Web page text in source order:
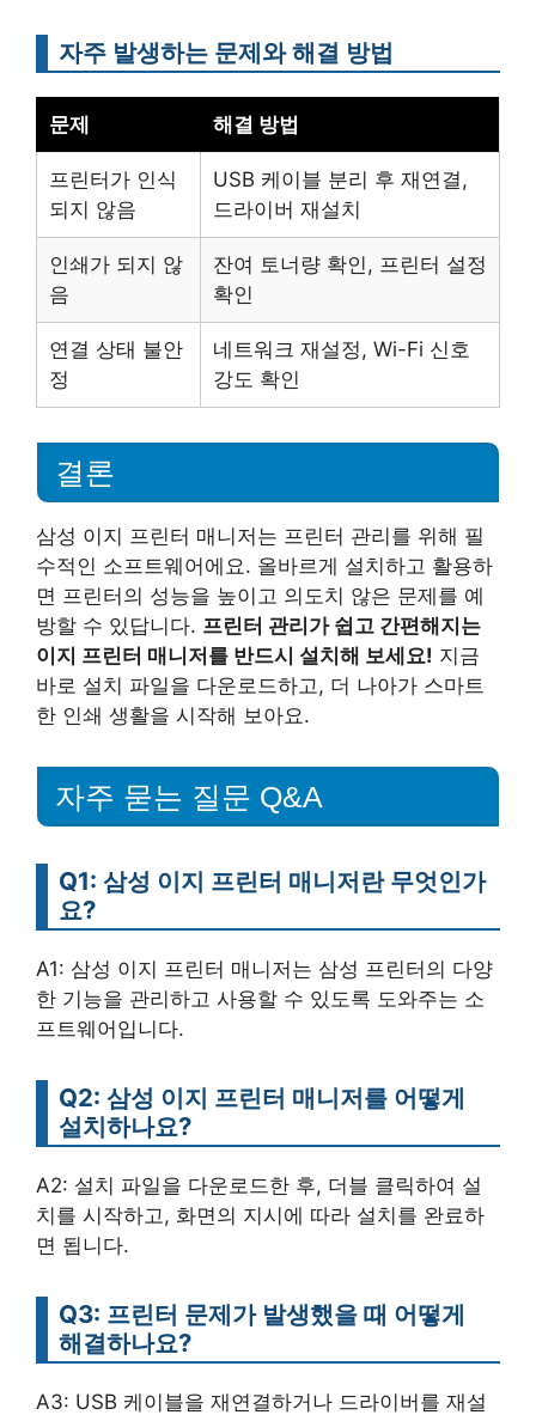
자주 발생하는 문제와 해결 방법
문제 해결 방법
프린터가 인식
되지 않음
USB 케이블 분리 후 재연결,
드라이버 재설치
인쇄가 되지 않
음
잔여 토너량 확인, 프린터 설정
확인
연결 상태 불안
정
네트워크 재설정, Wi-Fi 신호
강도 확인
결론
삼성 이지 프린터 매니저는 프린터 관리를 위해 필
수적인 소프트웨어에요. 올바르게 설치하고 활용하
면 프린터의 성능을 높이고 의도치 않은 문제를 예
방할 수 있답니다. 프린터 관리가 쉽고 간편해지는
이지 프린터 매니저를 반드시 설치해 보세요! 지금
바로 설치 파일을 다운로드하고, 더 나아가 스마트
한 인쇄 생활을 시작해 보아요.
자주 묻는 질문 Q&A
Q1: 삼성 이지 프린터 매니저란 무엇인가
요?
A1: 삼성 이지 프린터 매니저는 삼성 프린터의 다양
한 기능을 관리하고 사용할 수 있도록 도와주는 소
프트웨어입니다.
Q2: 삼성 이지 프린터 매니저를 어떻게
설치하나요?
A2: 설치 파일을 다운로드한 후, 더블 클릭하여 설
치를 시작하고, 화면의 지시에 따라 설치를 완료하
면 됩니다.
Q3: 프린터 문제가 발생했을 때 어떻게
해결하나요?
A3: USB 케이블을 재연결하거나 드라이버를 재설